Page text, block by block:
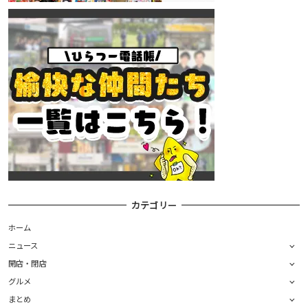
カテゴリー
ホーム
ニュース
開店・閉店
グルメ
まとめ